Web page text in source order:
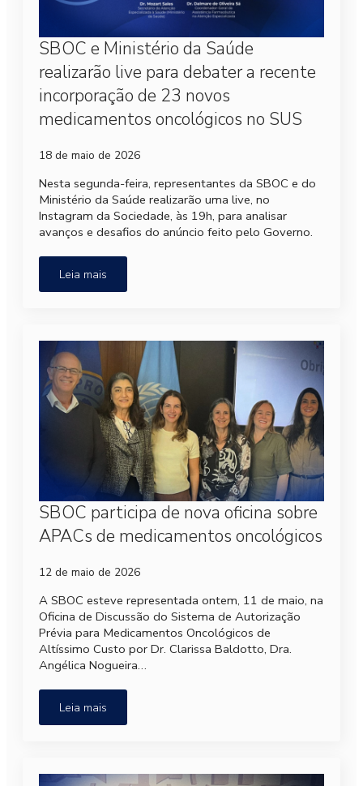
SBOC e Ministério da Saúde
realizarão live para debater a recente
incorporação de 23 novos
medicamentos oncológicos no SUS
18 de maio de 2026
Nesta segunda-feira, representantes da SBOC e do
Ministério da Saúde realizarão uma live, no
Instagram da Sociedade, às 19h, para analisar
avanços e desafios do anúncio feito pelo Governo.
Leia mais
SBOC participa de nova oficina sobre
APACs de medicamentos oncológicos
12 de maio de 2026
A SBOC esteve representada ontem, 11 de maio, na
Oficina de Discussão do Sistema de Autorização
Prévia para Medicamentos Oncológicos de
Altíssimo Custo por Dr. Clarissa Baldotto, Dra.
Angélica Nogueira…
Leia mais